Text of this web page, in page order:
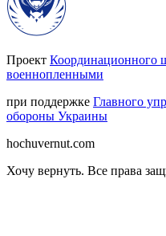
Проект Координационного
военнопленными
при поддержке Главного
обороны Украины
hochuvernut.com
Хочу вернуть. Все права